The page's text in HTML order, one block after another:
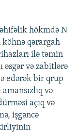
hökmdə N
köhnə qərargah
ilə təmin
əsgər və zabitlərə
edərək bir qrup
və
açıq və
işgəncə